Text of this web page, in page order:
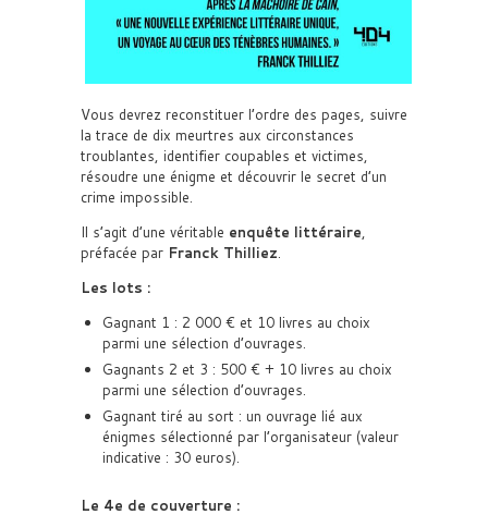
Vous devrez reconstituer l’ordre des pages, suivre
la trace de dix meurtres aux circonstances
troublantes, identifier coupables et victimes,
résoudre une énigme et découvrir le secret d’un
crime impossible.
Il s’agit d’une véritable enquête littéraire,
préfacée par Franck Thilliez.
Les lots :
Gagnant 1 : 2 000 € et 10 livres au choix
parmi une sélection d’ouvrages.
Gagnants 2 et 3 : 500 € + 10 livres au choix
parmi une sélection d’ouvrages.
Gagnant tiré au sort : un ouvrage lié aux
énigmes sélectionné par l’organisateur (valeur
indicative : 30 euros).
Le 4e de couverture :